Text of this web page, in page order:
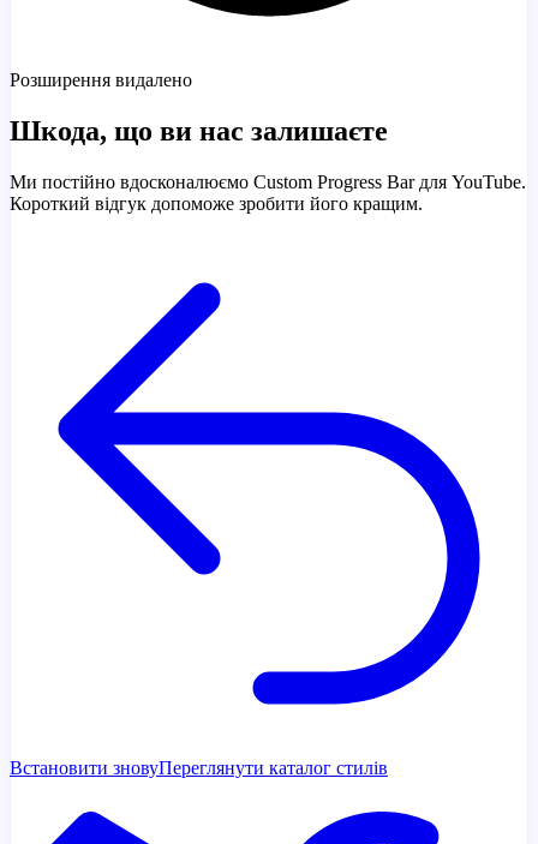
Розширення видалено
Шкода, що ви нас залишаєте
Ми постійно вдосконалюємо Custom Progress Bar для YouTube.
Короткий відгук допоможе зробити його кращим.
Встановити зновуПереглянути каталог стилів